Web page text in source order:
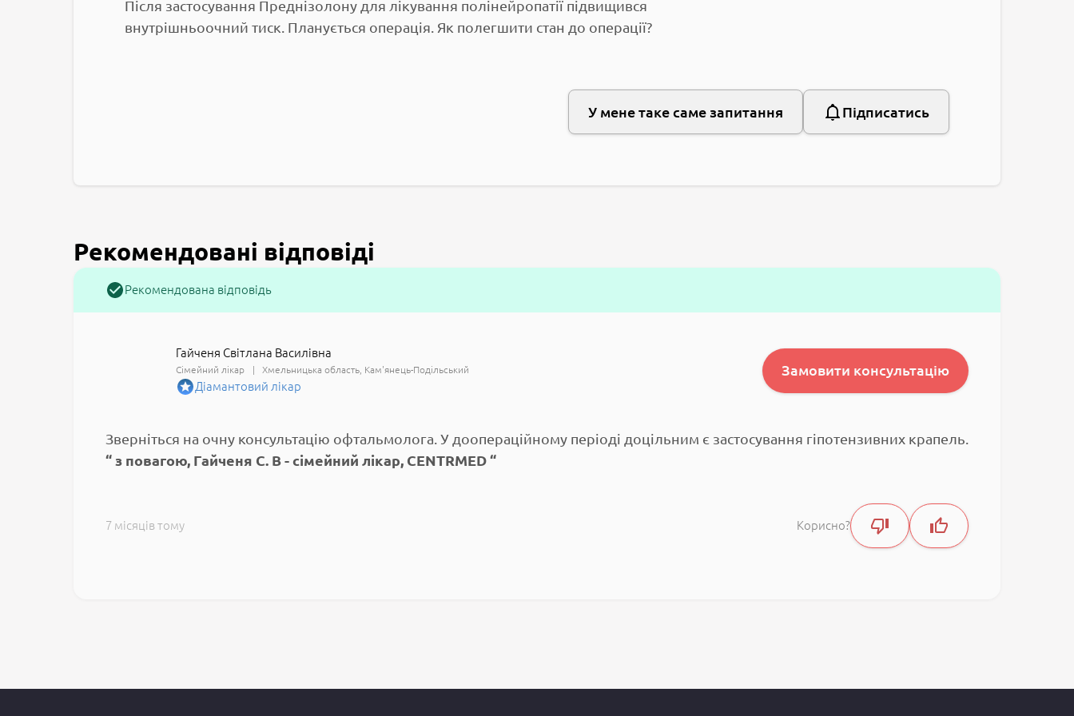
Після застосування Преднізолону для лікування полінейропатії підвищився
внутрішньоочний тиск. Планується операція. Як полегшити стан до операції?
У мене таке саме запитання Підписатись
Рекомендовані відповіді
Рекомендована відповідь
Гайченя Світлана Василівна
Сімейний лікар Хмельницька область Кам'янець-Подільський
Діамантовий лікар
Замовити консультацію
Зверніться на очну консультацію офтальмолога. У доопераційному періоді доцільним є застосування гіпотензивних крапель.
з повагою, Гайченя С. В - сімейний лікар, CENTRMED
7 місяців тому Корисно?